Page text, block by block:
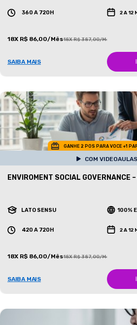
360 A 720H 2 A 12
18X R$ 86,00/Mês18X R$ 387,00/Mês
SAIBA MAIS
GANHE 2 POS PARA VOCE +1
COM VIDEOAULAS
ENVIROMENT SOCIAL GOVERNANCE
LATO SENSU 100%
420 A 720H 2 A 12
18X R$ 86,00/Mês18X R$ 387,00/Mês
SAIBA MAIS